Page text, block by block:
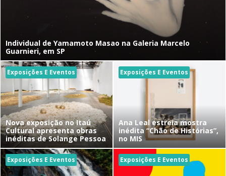
Individual de Yamamoto Masao na Galeria Marcelo
Guarnieri, em SP
Exposições E Eventos
Nova exposição no Itaú
Cultural apresenta obras
inéditas de Solange Pessoa
Exposições E Eventos
Ana Leal estreia mostra
inédita “Chão de Histórias”,
no MIS
Exposições E Eventos Exposições E Eventos